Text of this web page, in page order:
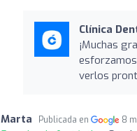
Clínica
¡Muchas
verlos
Marta Publicada en 8